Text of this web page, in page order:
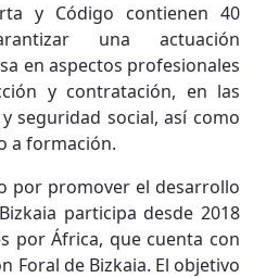
y Código contienen 40
una actuación
en aspectos profesionales
y contratación, en las
seguridad social, así como
a formación.
por promover el desarrollo
participa desde 2018
por África, que cuenta con
Foral de Bizkaia. El objetivo